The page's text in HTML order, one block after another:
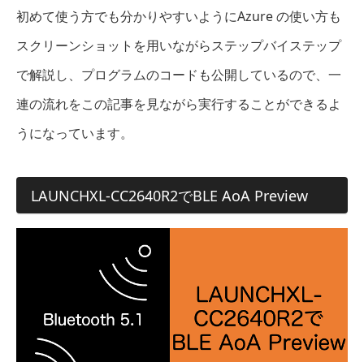
初めて使う方でも分かりやすいようにAzure の使い方も
スクリーンショットを用いながらステップバイステップ
で解説し、プログラムのコードも公開しているので、一
連の流れをこの記事を見ながら実行することができるよ
うになっています。
LAUNCHXL-CC2640R2でBLE AoA Preview